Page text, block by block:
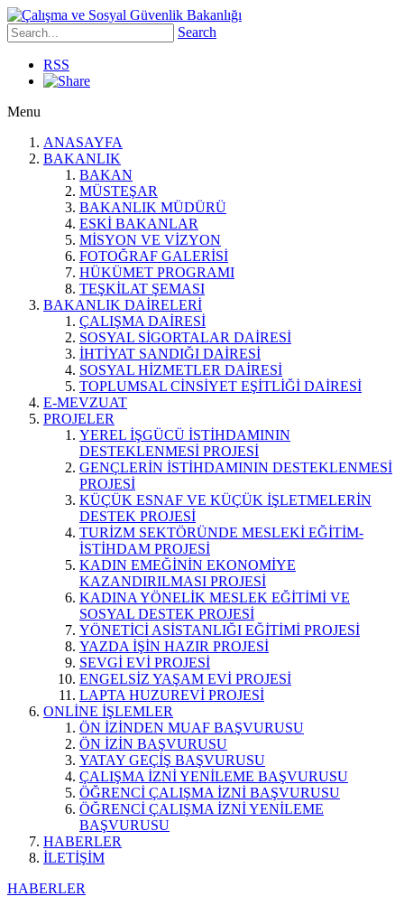
Search
RSS
Menu
ANASAYFA
BAKANLIK
BAKAN
MÜSTEŞAR
BAKANLIK MÜDÜRÜ
ESKİ BAKANLAR
MİSYON VE VİZYON
FOTOĞRAF GALERİSİ
HÜKÜMET PROGRAMI
TEŞKİLAT ŞEMASI
BAKANLIK DAİRELERİ
ÇALIŞMA DAİRESİ
SOSYAL SİGORTALAR DAİRESİ
İHTİYAT SANDIĞI DAİRESİ
SOSYAL HİZMETLER DAİRESİ
TOPLUMSAL CİNSİYET EŞİTLİĞİ DAİRESİ
E-MEVZUAT
PROJELER
YEREL İŞGÜCÜ İSTİHDAMININ
DESTEKLENMESİ PROJESİ
GENÇLERİN İSTİHDAMININ DESTEKLENMESİ
PROJESİ
KÜÇÜK ESNAF VE KÜÇÜK İŞLETMELERİN
DESTEK PROJESİ
TURİZM SEKTÖRÜNDE MESLEKİ EĞİTİM-
İSTİHDAM PROJESİ
KADIN EMEĞİNİN EKONOMİYE
KAZANDIRILMASI PROJESİ
KADINA YÖNELİK MESLEK EĞİTİMİ VE
SOSYAL DESTEK PROJESİ
YÖNETİCİ ASİSTANLIĞI EĞİTİMİ PROJESİ
YAZDA İŞİN HAZIR PROJESİ
SEVGİ EVİ PROJESİ
ENGELSİZ YAŞAM EVİ PROJESİ
LAPTA HUZUREVİ PROJESİ
ONLİNE İŞLEMLER
ÖN İZİNDEN MUAF BAŞVURUSU
ÖN İZİN BAŞVURUSU
YATAY GEÇİŞ BAŞVURUSU
ÇALIŞMA İZNİ YENİLEME BAŞVURUSU
ÖĞRENCİ ÇALIŞMA İZNİ BAŞVURUSU
ÖĞRENCİ ÇALIŞMA İZNİ YENİLEME
BAŞVURUSU
HABERLER
İLETİŞİM
HABERLER